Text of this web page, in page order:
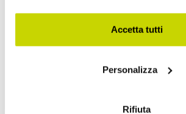
momento dalla Dichiarazione sui
sull'icona di attivazione della privacy.
raccogliere informazioni sulla tua
Accetta tutti
Personalizza
Rifiuta
Oferta por tempo
Não perca!